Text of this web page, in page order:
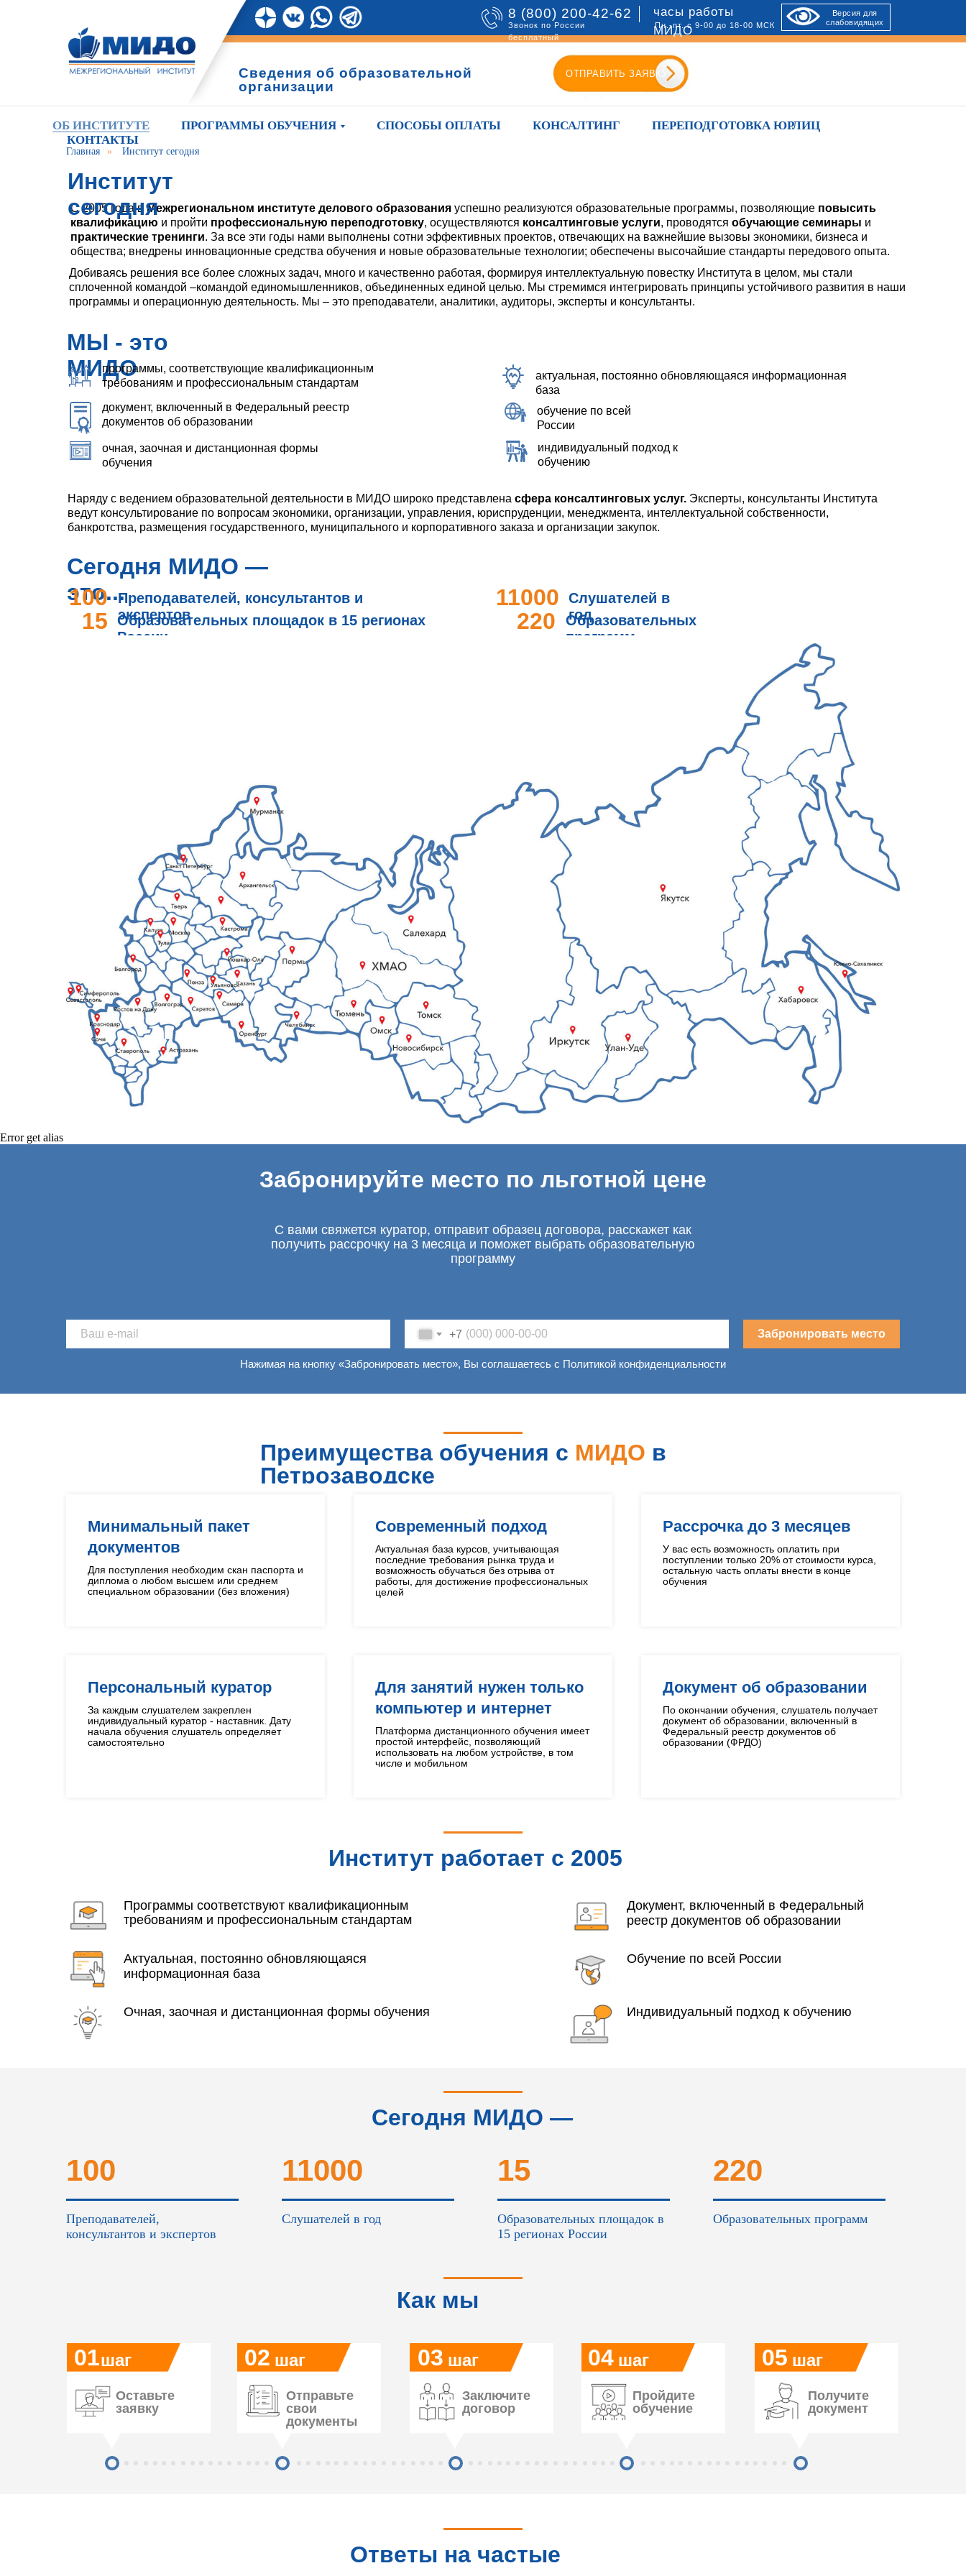
8 (800) 200-42-62
Звонок по России
бесплатный
ОТПРАВИТЬ ЗАЯВКУ
часы работы
МИДО
Пн.-пт. с 9-00 до 18-00 МСК
Версия для
слабовидящих
Сведения об образовательной
организации
ОБ ИНСТИТУТЕ ПРОГРАММЫ ОБУЧЕНИЯ СПОСОБЫ ОПЛАТЫ КОНСАЛТИНГ
ПЕРЕПОДГОТОВКА ЮРЛИЦ
КОНТАКТЫ
Главная » Институт сегодня
С 2005 года вМежрегиональном институте делового образования успешно реализуются образовательные программы, позволяющие повысить
квалификацию и пройти профессиональную переподготовку, осуществляются консалтинговые услуги, проводятся обучающие семинары и
практические тренинги. За все эти годы нами выполнены сотни эффективных проектов, отвечающих на важнейшие вызовы экономики, бизнеса и
общества; внедрены инновационные средства обучения и новые образовательные технологии; обеспечены высочайшие стандарты передового опыта.
Добиваясь решения все более сложных задач, много и качественно работая, формируя интеллектуальную повестку Института в целом, мы стали
сплоченной командой –командой единомышленников, объединенных единой целью. Мы стремимся интегрировать принципы устойчивого развития в наши
программы и операционную деятельность. Мы – это преподаватели, аналитики, аудиторы, эксперты и консультанты.
Наряду с ведением образовательной деятельности в МИДО широко представлена сфера консалтинговых услуг. Эксперты, консультанты Института
ведут консультирование по вопросам экономики, организации, управления, юриспруденции, менеджмента, интеллектуальной собственности,
банкротства, размещения государственного, муниципального и корпоративного заказа и организации закупок.
Сегодня МИДО —
это...
МЫ - это
МИДОпрограммы, соответствующие квалификационным
требованиям и профессиональным стандартам
актуальная, постоянно обновляющаяся информационная
база
обучение по всей
России
индивидуальный подход к
обучению
документ, включенный в Федеральный реестр
документов об образовании
очная, заочная и дистанционная формы
обучения
Институт
сегодня
15
Образовательных площадок в 15 регионах
России
100
Преподавателей, консультантов и
экспертов
11000
Слушателей в
год
220
Образовательных
программ
Error get alias
Забронируйте место по льготной цене
С вами свяжется куратор, отправит образец договора, расскажет как
получить рассрочку на 3 месяца и поможет выбрать образовательную
программу
+7 Забронировать место
Нажимая на кнопку «Забронировать место», Вы соглашаетесь с Политикой конфиденциальности
Преимущества обучения с МИДО в
Петрозаводске
Минимальный пакет
документов
Для поступления необходим скан паспорта и
диплома о любом высшем или среднем
специальном образовании (без вложения)
Современный подход
Актуальная база курсов, учитывающая
последние требования рынка труда и
возможность обучаться без отрыва от
работы, для достижение профессиональных
целей
Рассрочка до 3 месяцев
У вас есть возможность оплатить при
поступлении только 20% от стоимости курса,
остальную часть оплаты внести в конце
обучения
Персональный куратор
За каждым слушателем закреплен
индивидуальный куратор - наставник. Дату
начала обучения слушатель определяет
самостоятельно
Для занятий нужен только
компьютер и интернет
Платформа дистанционного обучения имеет
простой интерфейс, позволяющий
использовать на любом устройстве, в том
числе и мобильном
Документ об образовании
По окончании обучения, слушатель получает
документ об образовании, включенный в
Федеральный реестр документов об
образовании (ФРДО)
Институт работает с 2005
Программы соответствуют квалификационным
требованиям и профессиональным стандартам
Документ, включенный в Федеральный
реестр документов об образовании
Актуальная, постоянно обновляющаяся
информационная база
Обучение по всей России
Очная, заочная и дистанционная формы обучения Индивидуальный подход к обучению
Сегодня МИДО —
100
Преподавателей,
консультантов и экспертов
11000
Слушателей в год
15
Образовательных площадок в
15 регионах России
220
Образовательных программ
Как мы
05
04
03
02
01
Оставьте
заявку
шаг шаг шаг шаг шаг
Отправьте
свои
документы
Заключите
договор
Пройдите
обучение
Получите
документ
Ответы на частые